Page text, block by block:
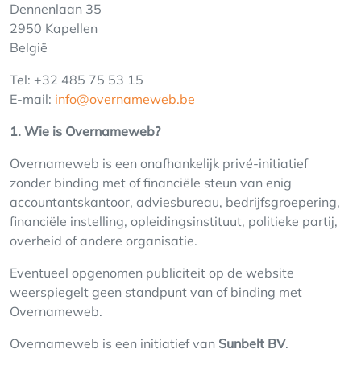
Dennenlaan 35
2950 Kapellen
België
Tel: +32 485 75 53 15
E-mail: info@overnameweb.be
1. Wie is Overnameweb?
Overnameweb is een onafhankelijk privé-initiatief
zonder binding met of financiële steun van enig
accountantskantoor, adviesbureau, bedrijfsgroepering,
financiële instelling, opleidingsinstituut, politieke partij,
overheid of andere organisatie.
Eventueel opgenomen publiciteit op de website
weerspiegelt geen standpunt van of binding met
Overnameweb.
Overnameweb is een initiatief van Sunbelt BV.